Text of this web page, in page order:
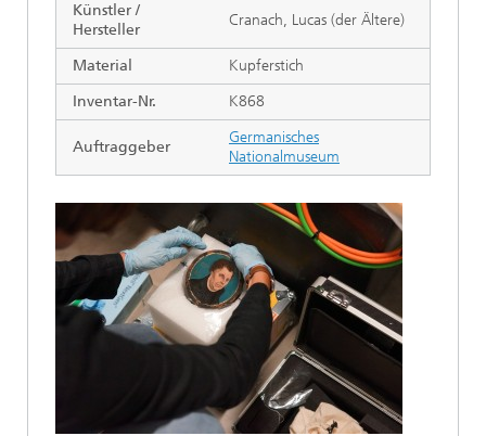
Künstler /
Hersteller
Cranach, Lucas (der Ältere)
Material
Kupferstich
Inventar-Nr.
K868
Auftraggeber
Germanisches
Nationalmuseum